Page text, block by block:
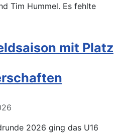
Tim Hummel. Es fehlte
mit Platz
2026 ging das U16